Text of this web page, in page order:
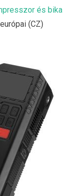
és bika
(CZ)